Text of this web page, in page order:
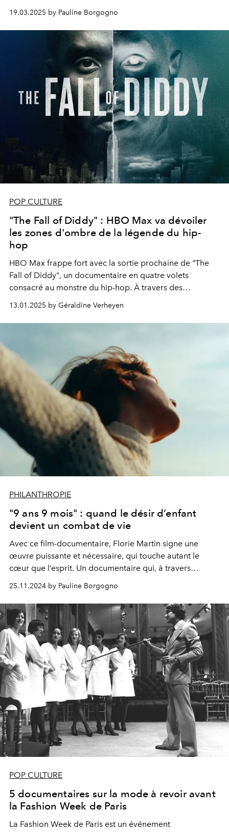
19.03.2025 by Pauline Borgogno
POP CULTURE
"The Fall of Diddy" : HBO Max va dévoiler
les zones d'ombre de la légende du hip-
hop
HBO Max frappe fort avec la sortie prochaine de "The
Fall of Diddy", un documentaire en quatre volets
consacré au monstre du hip-hop. À travers des
production lève le voile sur les accusations de violence
et d'abus qui ont ébranlé l'empire de Sean "Diddy"
l'industrie musicale.
13.01.2025 by Géraldine Verheyen
PHILANTHROPIE
"9 ans 9 mois" : quand le désir d’enfant
devient un combat de vie
Avec ce film-documentaire, Florie Martin signe une
œuvre puissante et nécessaire, qui touche autant le
cœur que l’esprit. Un documentaire qui, à travers
, parle à toutes les familles et à tous les
combats. On vous explique.
25.11.2024 by Pauline Borgogno
POP CULTURE
5 documentaires sur la mode à revoir avant
la Fashion Week de Paris
La Fashion Week de Paris est un événement